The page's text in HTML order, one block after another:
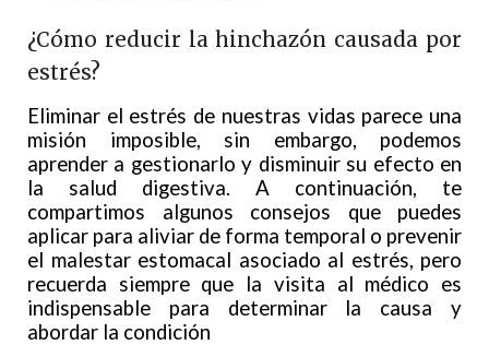
¿Cómo reducir la hinchazón causada por
estrés?
Eliminar el estrés de nuestras vidas parece una
misión imposible, sin embargo, podemos
aprender a gestionarlo y disminuir su efecto en
la salud digestiva. A continuación, te
compartimos algunos consejos que puedes
aplicar para aliviar de forma temporal o prevenir
el malestar estomacal asociado al estrés, pero
recuerda siempre que la visita al médico es
indispensable para determinar la causa y
abordar la condición